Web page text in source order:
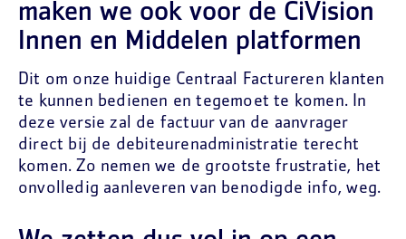
maken we ook voor de CiVision
Innen en Middelen platformen
Dit om onze huidige Centraal Factureren klanten
te kunnen bedienen en tegemoet te komen. In
deze versie zal de factuur van de aanvrager
direct bij de debiteurenadministratie terecht
komen. Zo nemen we de grootste frustratie, het
onvolledig aanleveren van benodigde info, weg.